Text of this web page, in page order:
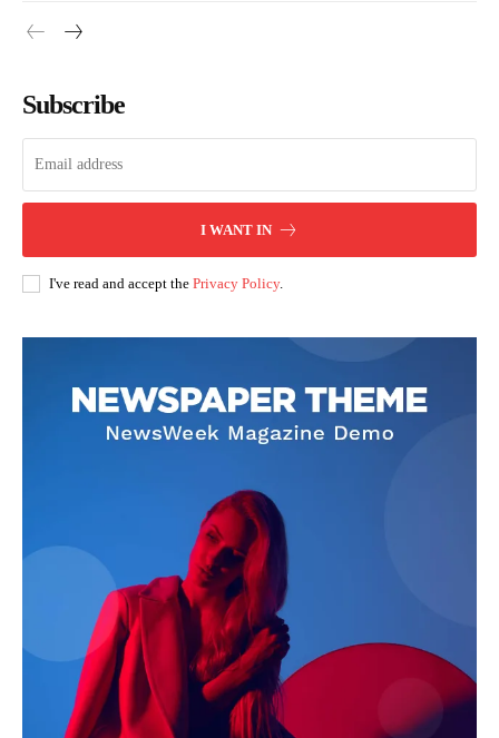
Subscribe
I WANT IN
I've read and accept the Privacy Policy.